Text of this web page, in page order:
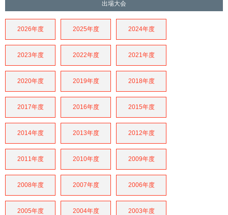
出場大会
2026年度 2025年度 2024年度
2023年度 2022年度 2021年度
2020年度 2019年度 2018年度
2017年度 2016年度 2015年度
2014年度 2013年度 2012年度
2011年度 2010年度 2009年度
2008年度 2007年度 2006年度
2005年度 2004年度 2003年度